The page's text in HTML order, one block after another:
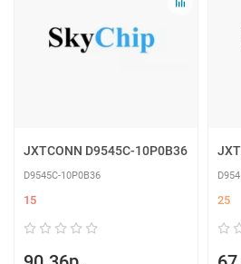
JXTCONN D9545C-10P0B36
D9545C-10P0B36
15 25